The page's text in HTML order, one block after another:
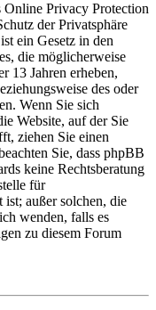
Online Privacy Protection
der Privatsphäre
ein Gesetz in den
die möglicherweise
13 Jahren erheben,
des oder
Wenn Sie sich
Website, auf der Sie
ziehen Sie einen
Sie, dass phpBB
keine Rechtsberatung
für
ist; außer solchen, die
wenden, falls es
zu diesem Forum